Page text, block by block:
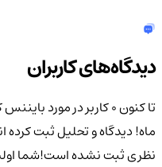
دیدگاه‌های کاربران
تا کنون 0 کاربر در مورد
ماه!دیدگاه و تحلیل ثبت کرده
نظری ثبت نشده است!شما